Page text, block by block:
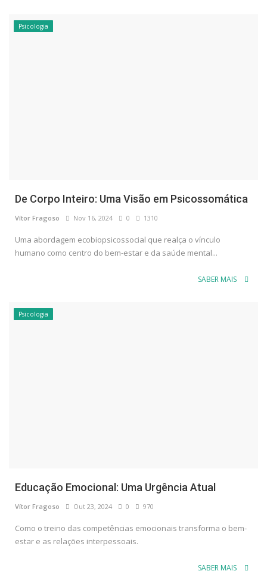
Psicologia
De Corpo Inteiro: Uma Visão em Psicossomática
Vítor Fragoso Nov 16, 2024 0 1310
Uma abordagem ecobiopsicossocial que realça o vínculo
humano como centro do bem-estar e da saúde mental...
SABER MAIS
Psicologia
Educação Emocional: Uma Urgência Atual
Vítor Fragoso Out 23, 2024 0 970
Como o treino das competências emocionais transforma o bem-
estar e as relações interpessoais.
SABER MAIS